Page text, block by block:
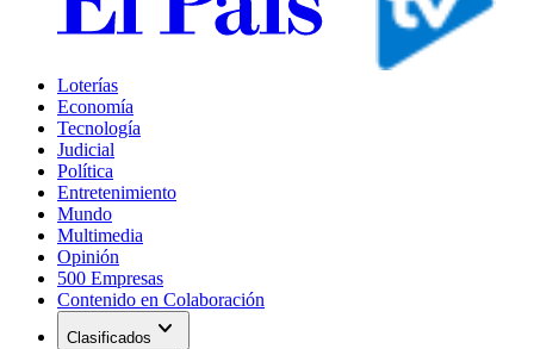
Loterías
Economía
Tecnología
Judicial
Política
Entretenimiento
Mundo
Multimedia
Opinión
500 Empresas
Contenido en Colaboración
Clasificados expand_more